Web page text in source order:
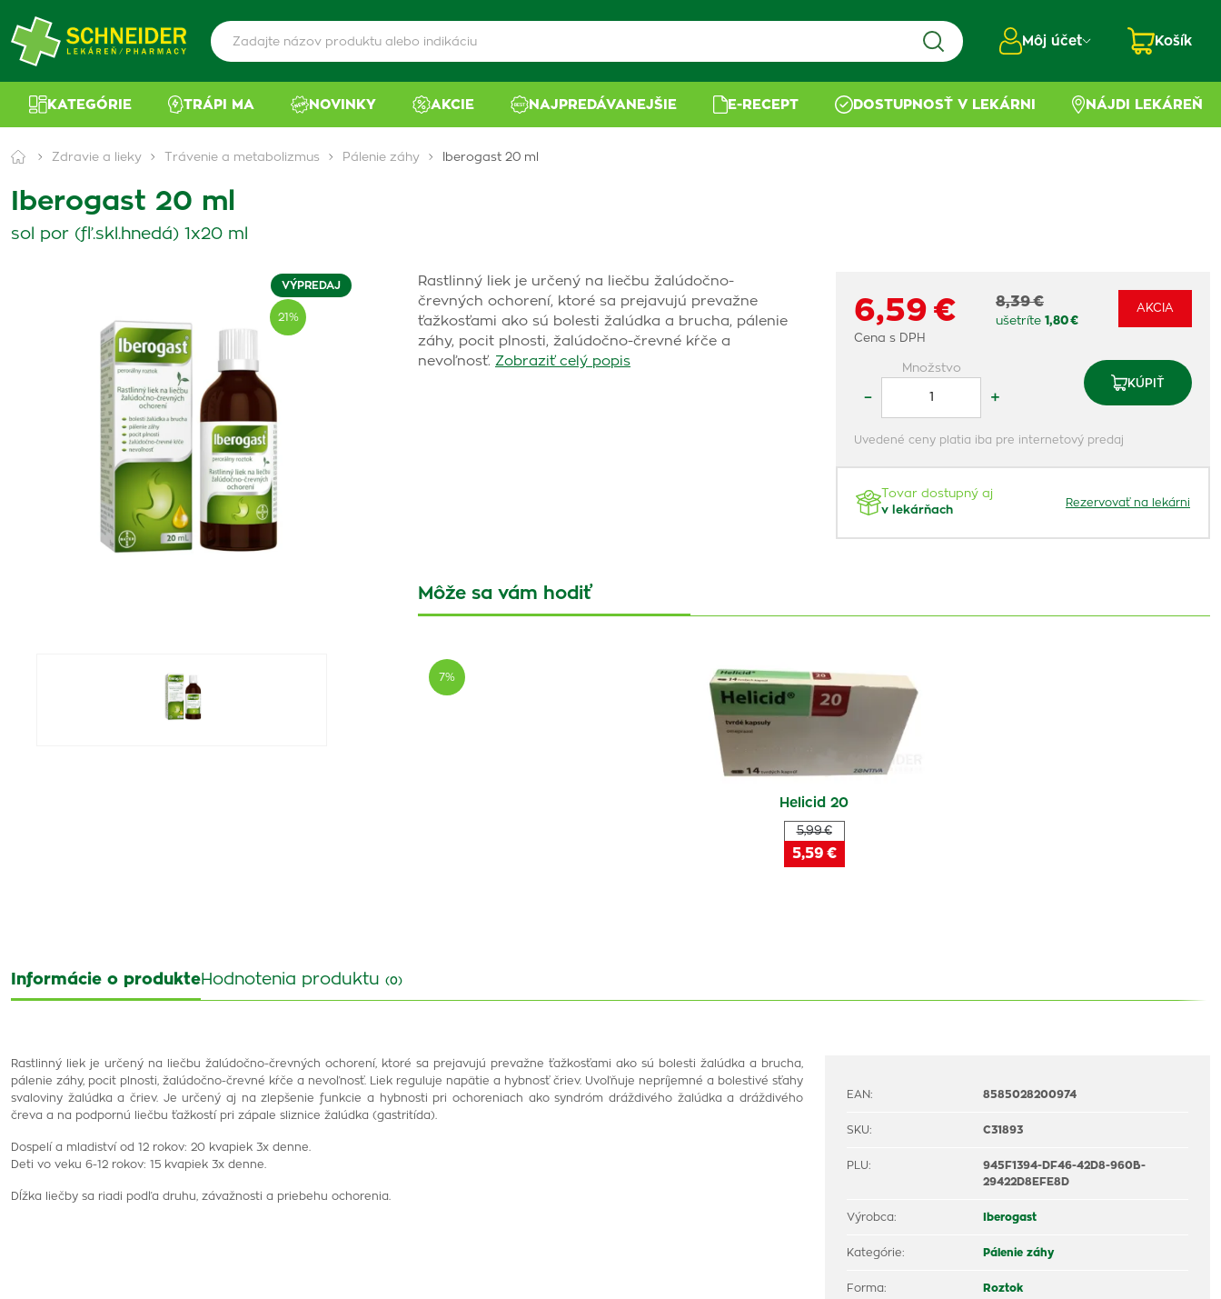
Môj účet Košík
KATEGÓRIE TRÁPI MA NOVINKY AKCIE NAJPREDÁVANEJŠIE E-RECEPT DOSTUPNOSŤ V LEKÁRNI NÁJDI LEKÁREŇ
Zdravie a lieky Trávenie a metabolizmus Pálenie záhy Iberogast 20 ml
Iberogast 20 ml
sol por (fľ.skl.hnedá) 1x20 ml
VÝPREDAJ
21%
Rastlinný liek je určený na liečbu žalúdočno-
črevných ochorení, ktoré sa prejavujú prevažne
ťažkosťami ako sú bolesti žalúdka a brucha, pálenie
záhy, pocit plnosti, žalúdočno-črevné kŕče a
nevoľnosť. Zobraziť celý popis
6,59 €
Cena s DPH
8,39 €
ušetríte 1,80 €
AKCIA
Množstvo
– +
KÚPIŤ
Uvedené ceny platia iba pre internetový predaj
Tovar dostupný aj
v lekárňach
Rezervovať na lekárni
Môže sa vám hodiť
7%
Helicid 20
5,99 €
5,59 €
Informácie o produkteHodnotenia produktu (0)
Rastlinný liek je určený na liečbu žalúdočno-črevných ochorení, ktoré sa prejavujú prevažne ťažkosťami ako sú bolesti žalúdka a brucha,
pálenie záhy, pocit plnosti, žalúdočno-črevné kŕče a nevoľnosť. Liek reguluje napätie a hybnosť čriev. Uvoľňuje nepríjemné a bolestivé sťahy
svaloviny žalúdka a čriev. Je určený aj na zlepšenie funkcie a hybnosti pri ochoreniach ako syndróm dráždivého žalúdka a dráždivého
čreva a na podpornú liečbu ťažkostí pri zápale sliznice žalúdka (gastritída).
Dospelí a mladiství od 12 rokov: 20 kvapiek 3x denne.
Deti vo veku 6-12 rokov: 15 kvapiek 3x denne.
Dĺžka liečby sa riadi podľa druhu, závažnosti a priebehu ochorenia.
EAN: 8585028200974
SKU: C31893
PLU:
945F1394-DF46-42D8-960B-
29422D8EFE8D
Výrobca: Iberogast
Kategórie: Pálenie záhy
Forma: Roztok